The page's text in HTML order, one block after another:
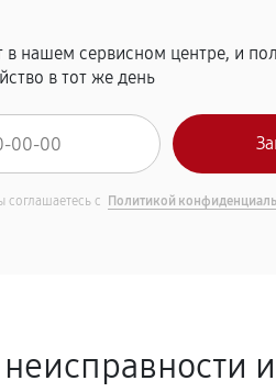
в нашем сервисном центре, и
в тот же день
соглашаетесь с Политикой